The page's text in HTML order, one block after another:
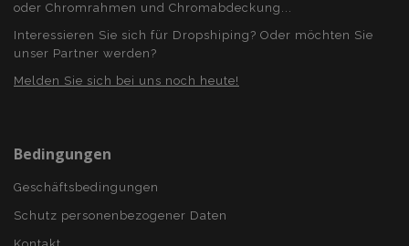
oder Chromrahmen und Chromabdeckung...
Interessieren Sie sich für Dropshiping? Oder möchten Sie
unser Partner werden?
Melden Sie sich bei uns noch heute!
Bedingungen
Geschäftsbedingungen
Schutz personenbezogener Daten
recently_compared_product_previous
www.vtvauto.at
X-Magento-Vary